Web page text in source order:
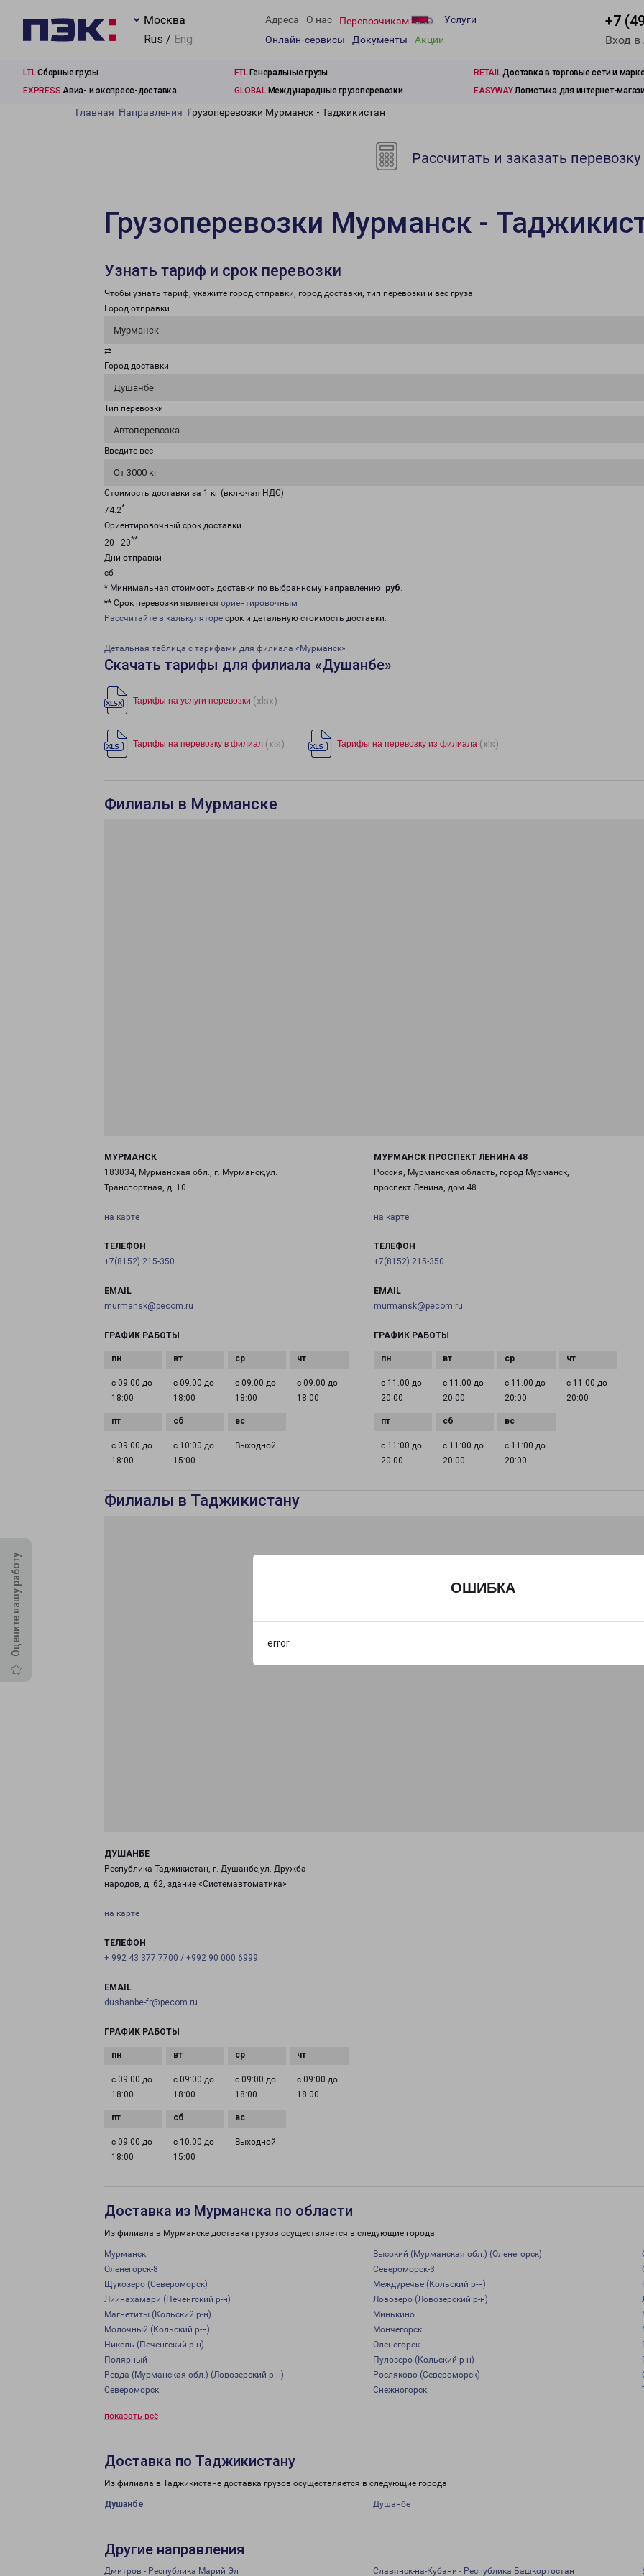
ОШИБКА
error
Москва
Rus / Eng
Адреса О нас Перевозчикам
Услуги
Онлайн-сервисы
Документы Акции
+7
Вход
LTLСборные грузы FTLГенеральные грузы RETAILДоставка в торговые сети и
EXPRESS Авиа- и экспресс-доставка GLOBALМеждународные грузоперевозки EASYWAYЛогистика для интернет-
Оцените нашу работу
Главная Направления Грузоперевозки Мурманск - Таджикистан
Рассчитать и заказать перевозку
Грузоперевозки Мурманск -
Узнать тариф и срок перевозки
Чтобы узнать тариф, укажите город отправки, город доставки, тип перевозки и вес груза.
Город отправки
Мурманск
⇄
Город доставки
Душанбе
Тип перевозки
Автоперевозка
Введите вес
От 3000 кг
Стоимость доставки за 1 кг (включая НДС)
74.2*
Ориентировочный срок доставки
20 - 20**
Дни отправки
сб
* Минимальная стоимость доставки по выбранному направлению: руб.
** Срок перевозки является ориентировочным
Рассчитайте в калькуляторе срок и детальную стоимость доставки.
Детальная таблица с тарифами для филиала «Мурманск»
Скачать тарифы для филиала «Душанбе»
Тарифы на услуги перевозки (xlsx)
Тарифы на перевозку в филиал (xls) Тарифы на перевозку из филиала (xls)
Филиалы в Мурманске
МУРМАНСК
183034, Мурманская обл., г. Мурманск,ул.
Транспортная, д. 10.
на карте
ТЕЛЕФОН
+7(8152) 215-350
EMAIL
murmansk@pecom.ru
ГРАФИК РАБОТЫ
с 09:00 до
18:00
с 09:00 до
18:00
с 09:00 до
18:00
с 09:00 до
18:00
с 09:00 до
18:00
с 10:00 до
15:00
Выходной
МУРМАНСК ПРОСПЕКТ ЛЕНИНА 48
Россия, Мурманская область, город Мурманск,
проспект Ленина, дом 48
на карте
ТЕЛЕФОН
+7(8152) 215-350
EMAIL
murmansk@pecom.ru
ГРАФИК РАБОТЫ
с 11:00 до
20:00
с 11:00 до
20:00
с 11:00 до
20:00
с 11:00 до
20:00
с 11:00 до
20:00
с 11:00 до
20:00
с 11:00 до
20:00
Филиалы в Таджикистану
ДУШАНБЕ
Республика Таджикистан, г. Душанбе,ул. Дружба
народов, д. 62, здание «Системавтоматика»
на карте
ТЕЛЕФОН
+ 992 43 377 7700 / +992 90 000 6999
EMAIL
dushanbe-fr@pecom.ru
ГРАФИК РАБОТЫ
с 09:00 до
18:00
с 09:00 до
18:00
с 09:00 до
18:00
с 09:00 до
18:00
с 09:00 до
18:00
с 10:00 до
15:00
Выходной
Доставка из Мурманска по области
Из филиала в Мурманске доставка грузов осуществляется в следующие города:
Мурманск Высокий (Мурманская обл.) (Оленегорск)
Оленегорск-8
Североморск-3
Щукозеро (Североморск)
Междуречье (Кольский р-н)
Лиинахамари (Печенгский р-н)
Ловозеро (Ловозерский р-н)
Магнетиты (Кольский р-н)
Минькино
Молочный (Кольский р-н)
Мончегорск
Никель (Печенгский р-н)
Оленегорск
Полярный
Пулозеро (Кольский р-н)
Ревда (Мурманская обл.) (Ловозерский р-н)
Росляково (Североморск)
Североморск
Снежногорск
показать всё
Доставка по Таджикистану
Из филиала в Таджикистане доставка грузов осуществляется в следующие города:
Душанбе Душанбе
Другие направления
Дмитров - Республика Марий Эл Славянск-на-Кубани - Республика Башкортостан